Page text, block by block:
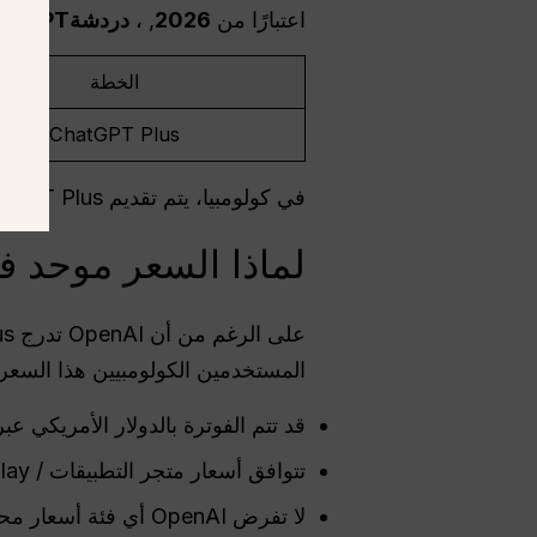
اعتبارًا من 2026, ، دردشةGPT
الخطة
ChatGPT Plus
في كولومبيا، يتم تقديم ChatGPT Plus في
لماذا السعر موحد
على الرغم من أن OpenAI تدرج ChatGPT Plus بسعر أساسي عالمي يبلغ
المستخدمين الكولومبيين هذا
قد تتم الفوترة بالدولار
تتوافق أسعار متجر التطبيقات / Google Play مع السعر الأساسي العالمي
لا تفرض OpenAI أي فئة أسعار محلية منفصلة.